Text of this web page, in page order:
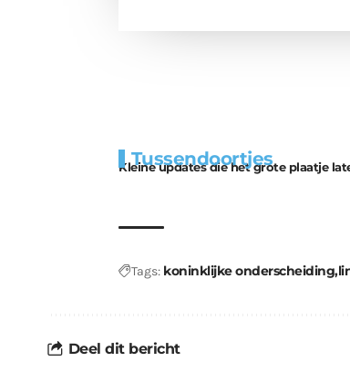
Tussendoortjes
Kleine updates die het grote plaatje
bouwmateriaal voor
kabouters
Tags: koninklijke onderscheiding
Deel dit bericht